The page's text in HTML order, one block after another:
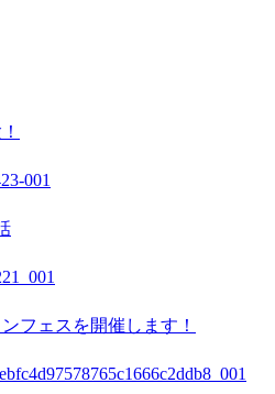
フェスを開催します！